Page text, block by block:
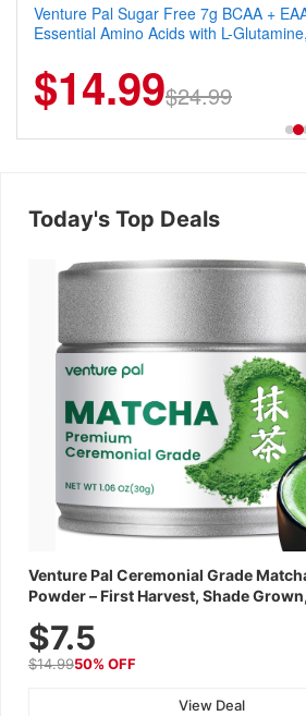
Venture Pal Sugar Free 7g BCAA +
Essential Amino Acids with L-
Hydration
$14.99$24.99
Venture Pal Sugar Free Protein Coffee
Instant Iced Coffee with MCT Oil,
$13.29$18.99
Today's Top Deals
Venture Pal Ceremonial Grade
Powder – First Harvest, Shade
Gluten-Free, 30g Tin
$7.5
$14.9950% OFF
View Deal